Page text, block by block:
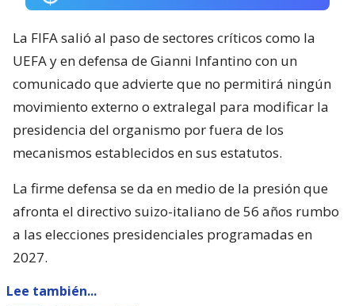
La FIFA salió al paso de sectores críticos como la
UEFA y en defensa de Gianni Infantino con un
comunicado que advierte que no permitirá ningún
movimiento externo o extralegal para modificar la
presidencia del organismo por fuera de los
mecanismos establecidos en sus estatutos.
La firme defensa se da en medio de la presión que
afronta el directivo suizo-italiano de 56 años rumbo
a las elecciones presidenciales programadas en
2027.
Lee también...